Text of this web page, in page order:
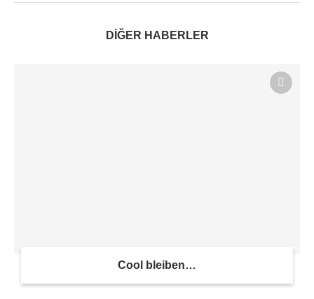
DİĞER HABERLER
Cool bleiben…